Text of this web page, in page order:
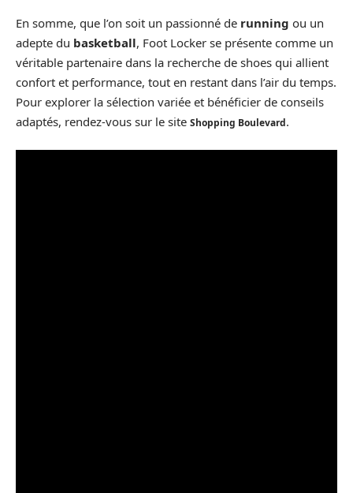
En somme, que l’on soit un passionné de running ou un
adepte du basketball, Foot Locker se présente comme un
véritable partenaire dans la recherche de shoes qui allient
confort et performance, tout en restant dans l’air du temps.
Pour explorer la sélection variée et bénéficier de conseils
adaptés, rendez-vous sur le site Shopping Boulevard.